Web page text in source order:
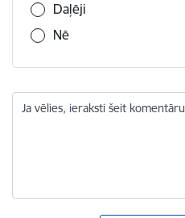
Daļēji
Nē
Ja vēlies, ieraksti šeit komentāru